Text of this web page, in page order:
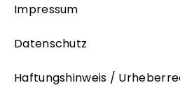
Impressum
Datenschutz
Haftungshinweis /